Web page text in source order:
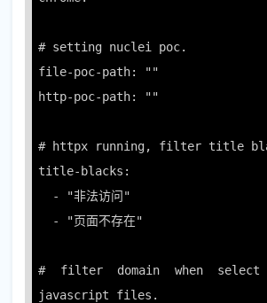
# setting nuclei poc.
file-poc-path: ""
http-poc-path: ""
# httpx running, filter title
title-blacks:
# filter domain when
javascript files.